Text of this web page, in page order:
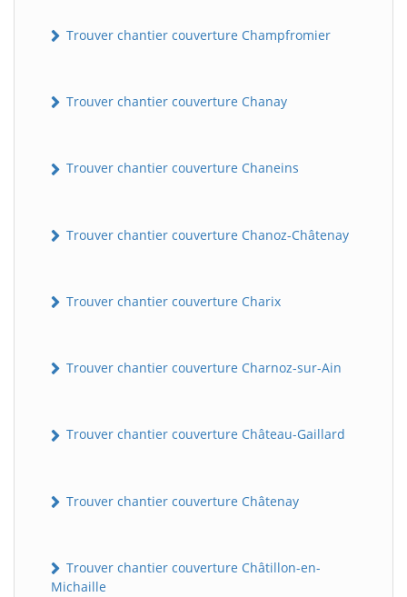
Trouver chantier couverture Champfromier
Trouver chantier couverture Chanay
Trouver chantier couverture Chaneins
Trouver chantier couverture Chanoz-Châtenay
Trouver chantier couverture Charix
Trouver chantier couverture Charnoz-sur-Ain
Trouver chantier couverture Château-Gaillard
Trouver chantier couverture Châtenay
Trouver chantier couverture Châtillon-en-
Michaille